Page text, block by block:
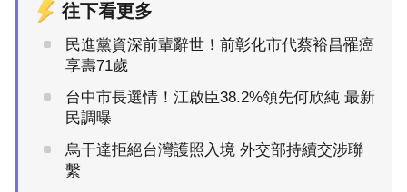
往下看更多
民進黨資深前輩辭世！前彰化市代蔡裕昌罹癌
享壽71歲
台中市長選情！江啟臣38.2%領先何欣純 最新
民調曝
烏干達拒絕台灣護照入境 外交部持續交涉聯
繫